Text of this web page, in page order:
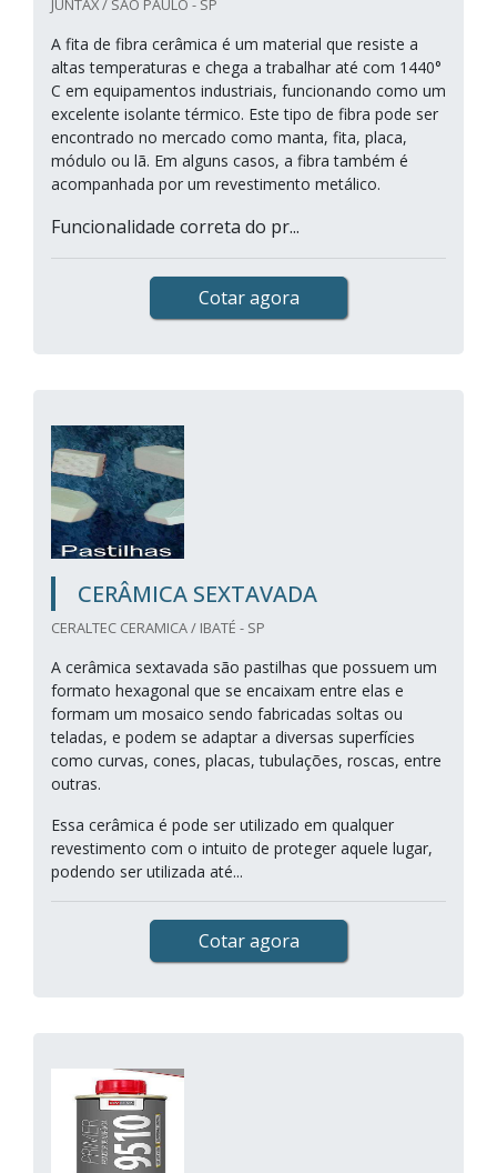
JUNTAX / SÃO PAULO - SP
A fita de fibra cerâmica é um material que resiste a
altas temperaturas e chega a trabalhar até com 1440°
C em equipamentos industriais, funcionando como um
excelente isolante térmico. Este tipo de fibra pode ser
encontrado no mercado como manta, fita, placa,
módulo ou lã. Em alguns casos, a fibra também é
acompanhada por um revestimento metálico.
Funcionalidade correta do pr...
Cotar agora
CERÂMICA SEXTAVADA
CERALTEC CERAMICA / IBATÉ - SP
A cerâmica sextavada são pastilhas que possuem um
formato hexagonal que se encaixam entre elas e
formam um mosaico sendo fabricadas soltas ou
teladas, e podem se adaptar a diversas superfícies
como curvas, cones, placas, tubulações, roscas, entre
outras.
Essa cerâmica é pode ser utilizado em qualquer
revestimento com o intuito de proteger aquele lugar,
podendo ser utilizada até...
Cotar agora